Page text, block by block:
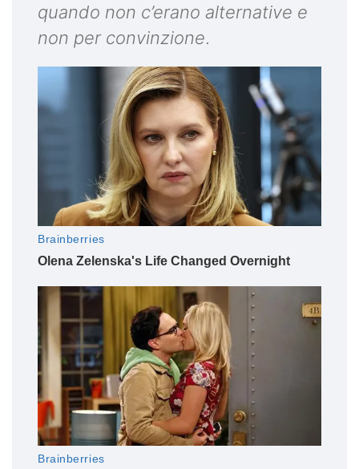
quando non c’erano alternative e
non per convinzione.